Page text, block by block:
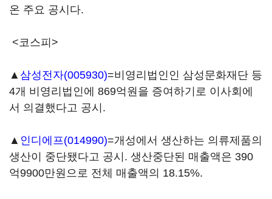
온 주요 공시다.
<코스피>
▲ 삼성전자(005930)=비영리법인인 삼성문화재단 등
4개 비영리법인에 869억원을 증여하기로 이사회에
서 의결했다고 공시.
▲ 인디에프(014990)=개성에서 생산하는 의류제품의
생산이 중단됐다고 공시. 생산중단된 매출액은 390
억9900만원으로 전체 매출액의 18.15%.